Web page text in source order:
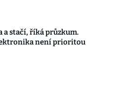
a stačí, říká průzkum.
není prioritou